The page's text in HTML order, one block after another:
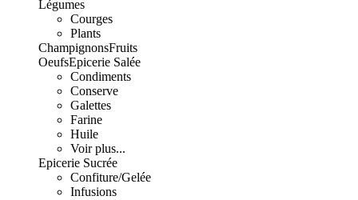
Légumes
Courges
Plants
ChampignonsFruits
OeufsEpicerie Salée
Condiments
Conserve
Galettes
Farine
Huile
Voir plus...
Epicerie Sucrée
Confiture/Gelée
Infusions